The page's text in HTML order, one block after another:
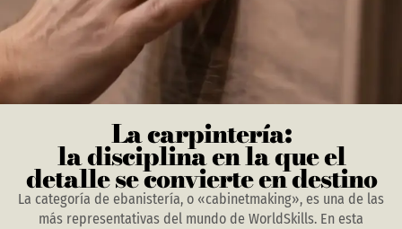
La carpintería:
la disciplina en la que el
detalle se convierte en destino
La categoría de ebanistería, o «cabinetmaking», es una de las
más representativas del mundo de WorldSkills. En esta